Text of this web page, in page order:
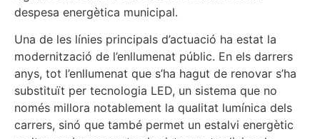
despesa energètica municipal.
Una de les línies principals d’actuació ha estat la
modernització de l’enllumenat públic. En els darrers
anys, tot l’enllumenat que s’ha hagut de renovar s’ha
substituït per tecnologia LED, un sistema que no
només millora notablement la qualitat lumínica dels
carrers, sinó que també permet un estalvi energètic